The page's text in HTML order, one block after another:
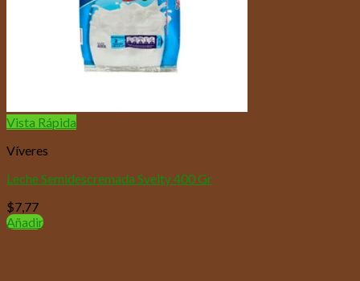
Vista Rápida
Víveres
Leche Semidescremada Svelty 400 Gr
$7,77
Añadir